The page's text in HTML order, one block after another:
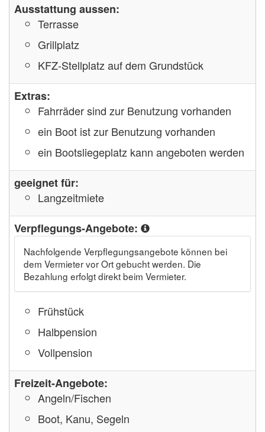
Ausstattung aussen:
Terrasse
Grillplatz
KFZ-Stellplatz auf dem Grundstück
Extras:
Fahrräder sind zur Benutzung vorhanden
ein Boot ist zur Benutzung vorhanden
ein Bootsliegeplatz kann angeboten werden
geeignet für:
Langzeitmiete
Verpflegungs-Angebote:
Nachfolgende Verpflegungsangebote können bei
dem Vermieter vor Ort gebucht werden. Die
Bezahlung erfolgt direkt beim Vermieter.
Frühstück
Halbpension
Vollpension
Freizeit-Angebote:
Angeln/Fischen
Boot, Kanu, Segeln